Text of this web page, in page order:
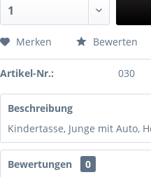
Merken Bewerten
Artikel-Nr.: 030
Beschreibung
Kindertasse, Junge mit Auto,
Bewertungen
0